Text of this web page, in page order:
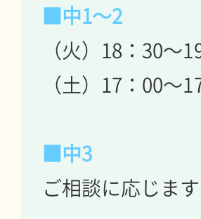
■中1～2
（火）18：30～
（土）17：00～
■中3
ご相談に応じます